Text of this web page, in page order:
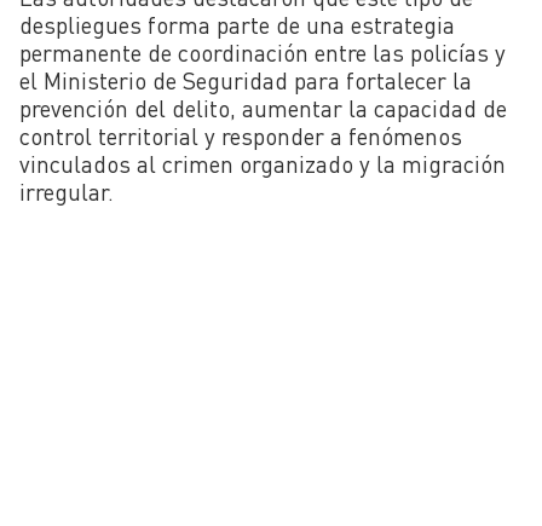
despliegues forma parte de una estrategia
permanente de coordinación entre las policías y
el Ministerio de Seguridad para fortalecer la
prevención del delito, aumentar la capacidad de
control territorial y responder a fenómenos
vinculados al crimen organizado y la migración
irregular.